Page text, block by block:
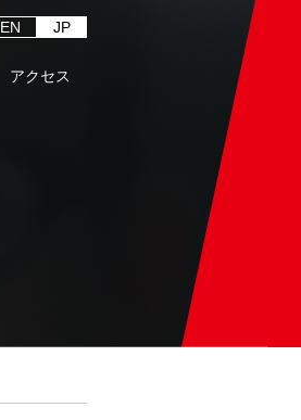
EN JP
アクセス